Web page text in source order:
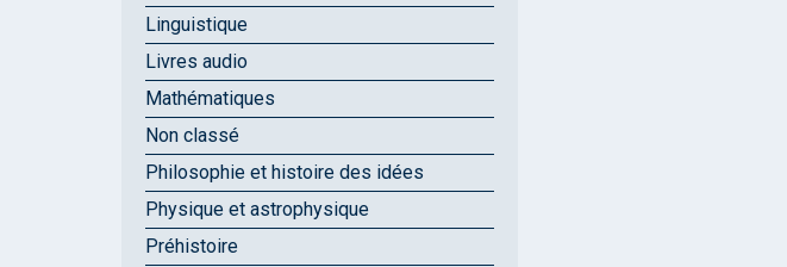
Linguistique
Livres audio
Mathématiques
Non classé
Philosophie et histoire des idées
Physique et astrophysique
Préhistoire